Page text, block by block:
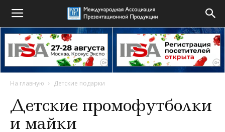
На главную Детские подарки
Детские промофутболки
и майки